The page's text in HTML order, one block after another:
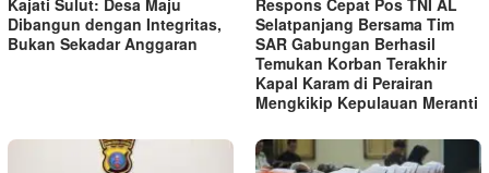
Kajati Sulut: Desa Maju
Dibangun dengan Integritas,
Bukan Sekadar Anggaran
Respons Cepat Pos TNI AL
Selatpanjang Bersama Tim
SAR Gabungan Berhasil
Temukan Korban Terakhir
Kapal Karam di Perairan
Mengkikip Kepulauan Meranti